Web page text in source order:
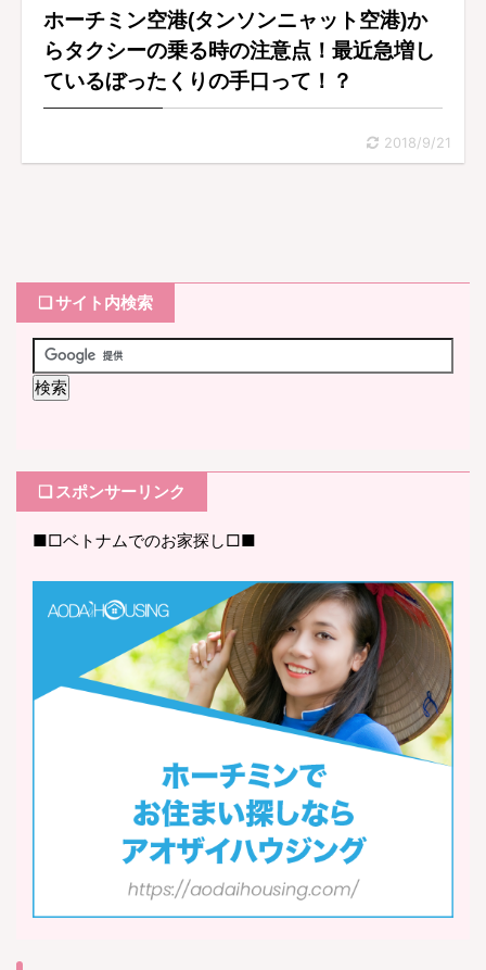
ホーチミン空港(タンソンニャット空港)か
らタクシーの乗る時の注意点！最近急増し
ているぼったくりの手口って！？
2018/9/21
❏ サイト内検索
❏ スポンサーリンク
■□ベトナムでのお家探し□■